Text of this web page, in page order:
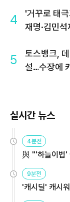
4
'거꾸로 태
재명·김민
5
토스뱅크,
설…수장에
실시간 뉴스
4분전
與 "'하늘이법'
9분전
'캐시딜' 캐시